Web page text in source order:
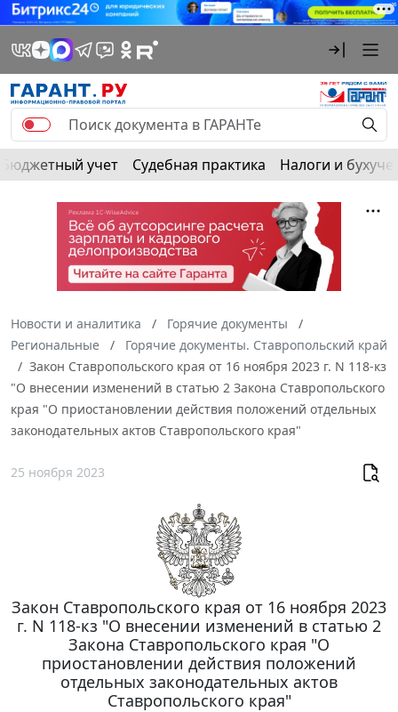
Бюджетный учет Судебная практика Налоги и
Новости и аналитика
Горячие документы
Региональные
Горячие документы. Ставропольский край
Закон Ставропольского края от 16 ноября 2023 г. N 118-кз
"О внесении изменений в статью 2 Закона Ставропольского
края "О приостановлении действия положений отдельных
законодательных актов Ставропольского края"
25 ноября 2023
Закон Ставропольского края от 16 ноября 2023
г. N 118-кз "О внесении изменений в статью 2
Закона Ставропольского края "О
приостановлении действия положений
отдельных законодательных актов
Ставропольского края"